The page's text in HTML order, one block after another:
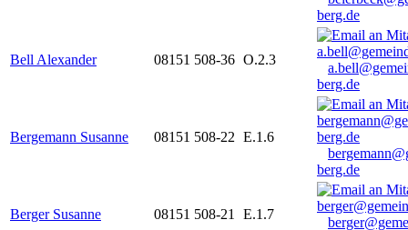
berg.de
Bell Alexander 08151 508-36 O.2.3
berg.de
Bergemann Susanne 08151 508-22 E.1.6
berg.de
Berger Susanne 08151 508-21 E.1.7